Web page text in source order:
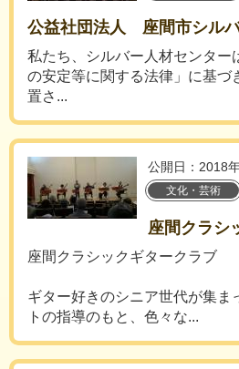
公益社団法人 座間市シル
私たち、シルバー人材センター
の安定等に関する法律」に基づ
置さ...
公開日：2018
文化・芸術
座間クラシ
座間クラシックギタークラブ
ギター好きのシニア世代が集ま
トの指導のもと、色々な...